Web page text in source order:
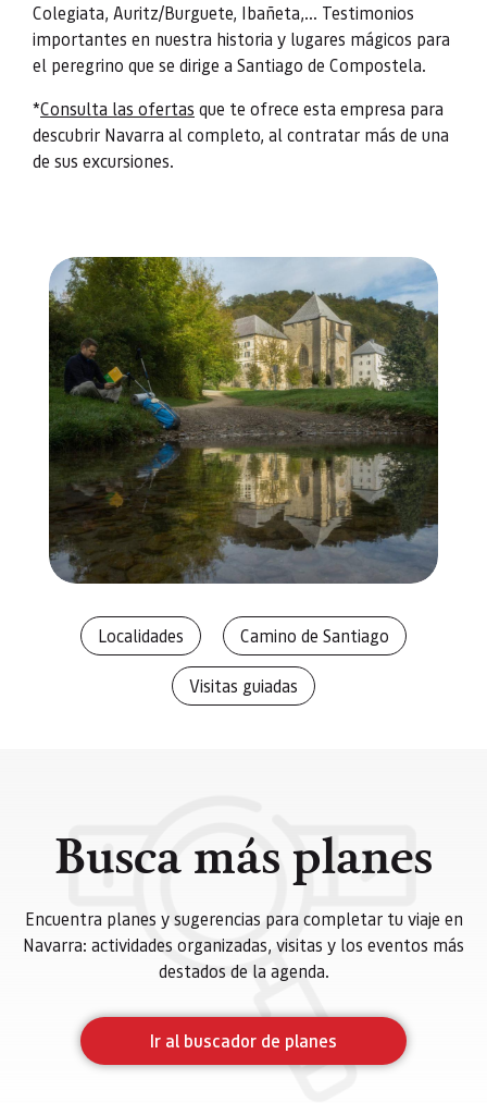
Colegiata, Auritz/Burguete, Ibañeta,... Testimonios
importantes en nuestra historia y lugares mágicos para
el peregrino que se dirige a Santiago de Compostela.
*Consulta las ofertas que te ofrece esta empresa para
descubrir Navarra al completo, al contratar más de una
de sus excursiones.
Localidades Camino de Santiago
Visitas guiadas
Busca más planes
Encuentra planes y sugerencias para completar tu viaje en
Navarra: actividades organizadas, visitas y los eventos más
destados de la agenda.
Ir al buscador de planes